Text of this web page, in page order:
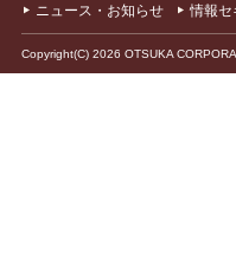
ニュース・お知らせ 情報セ
Copyright(C) 2026 OTSUKA